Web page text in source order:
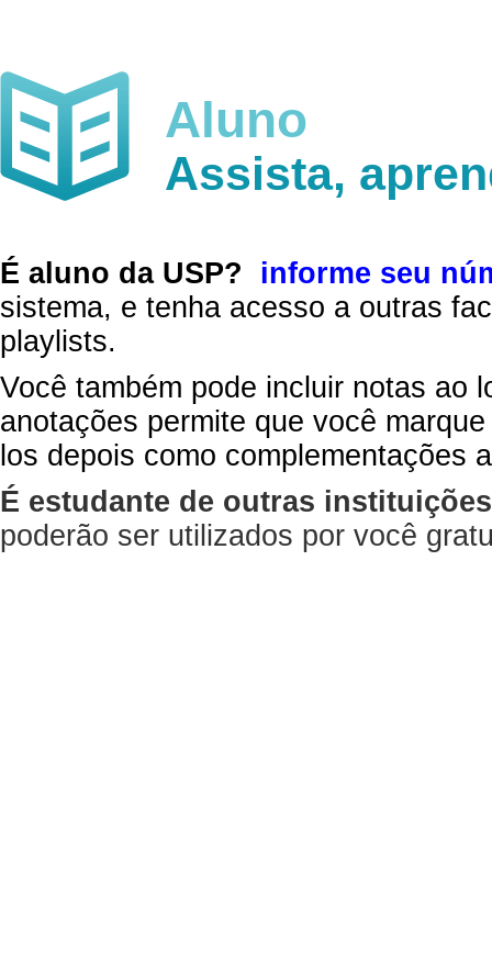
Aluno
Assista,
É aluno da USP?
informe seu
sistema, e tenha acesso a outras
playlists.
Você também pode incluir notas ao
anotações permite que você
los depois como complementações
É estudante de outras
poderão ser utilizados por você